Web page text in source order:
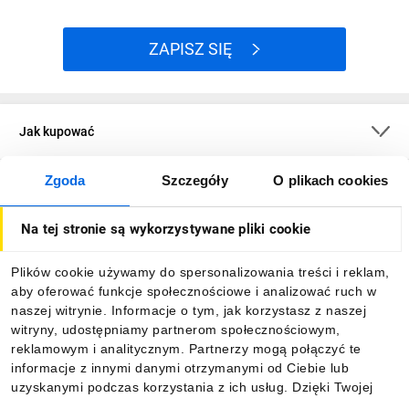
Zgoda Szczegóły O plikach cookies
Na tej stronie są wykorzystywane pliki cookie
Plików cookie używamy do spersonalizowania treści i reklam,
aby oferować funkcje społecznościowe i analizować ruch w
naszej witrynie. Informacje o tym, jak korzystasz z naszej
witryny, udostępniamy partnerom społecznościowym,
reklamowym i analitycznym. Partnerzy mogą połączyć te
informacje z innymi danymi otrzymanymi od Ciebie lub
uzyskanymi podczas korzystania z ich usług. Dzięki Twojej
ZAPISZ SIĘ
Jak kupować
O firmie
Informacje
Pobierz naszą aplikację mobilną: